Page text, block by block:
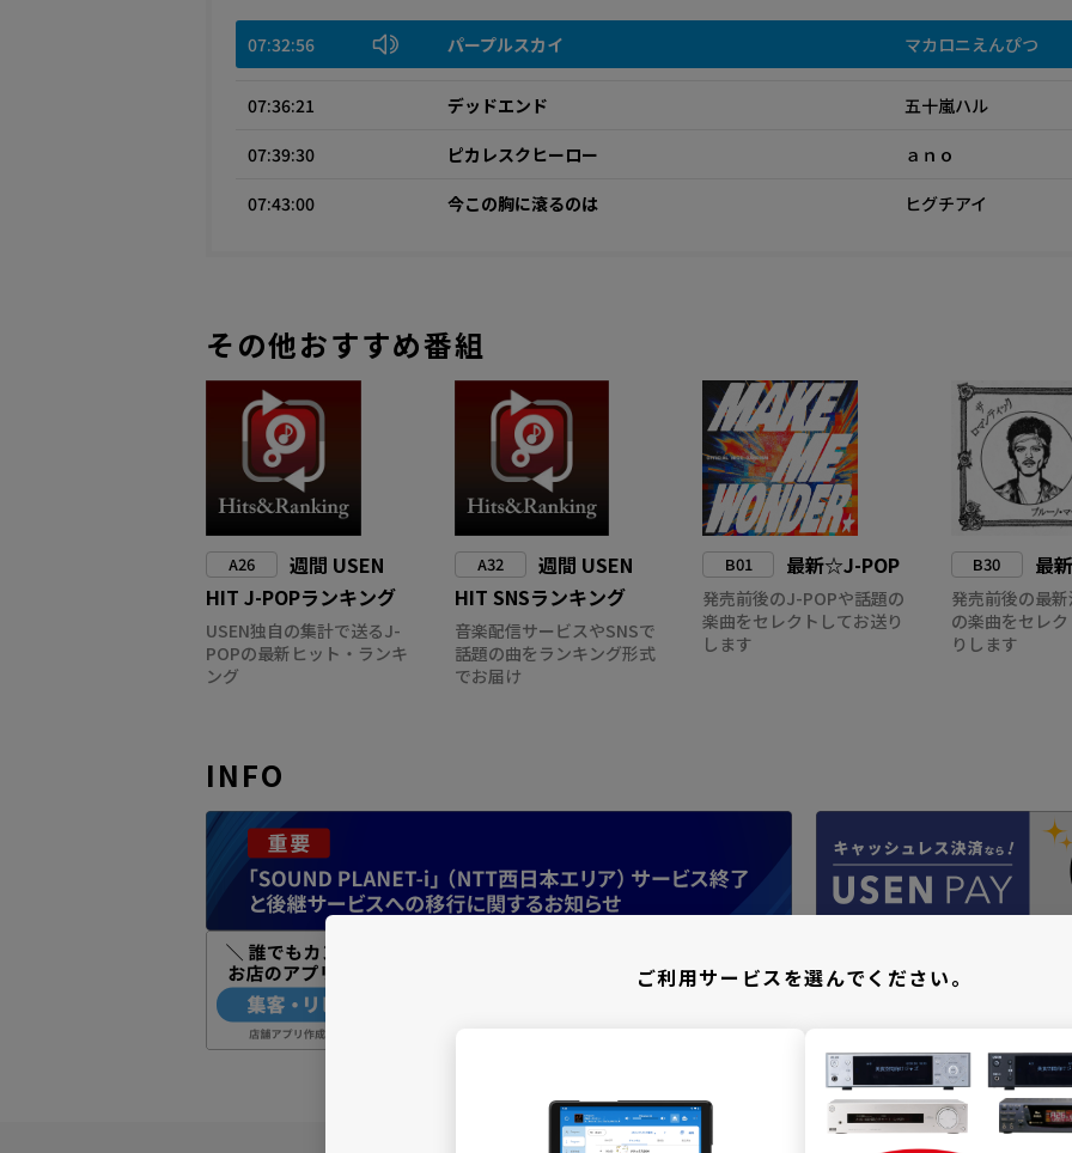
07:32:56 パープルスカイ マカロニえんぴつ
07:36:21 デッドエンド 五十嵐ハル
07:39:30 ピカレスクヒーロー ａｎｏ
07:43:00 今この胸に滾るのは ヒグチアイ
その他おすすめ番組
A26
週間 USEN
HIT J-POPランキング
USEN独自の集計で送るJ-
POPの最新ヒット・ランキ
ング
A32
週間 USEN
HIT SNSランキング
音楽配信サービスやSNSで
話題の曲をランキング形式
でお届け
B01 最新☆J-POP
発売前後のJ-POPや話題の
楽曲をセレクトしてお送り
します
B30 最
発売前後の最
の楽曲をセレ
りします
INFO
ご利用サービスを選んでください。